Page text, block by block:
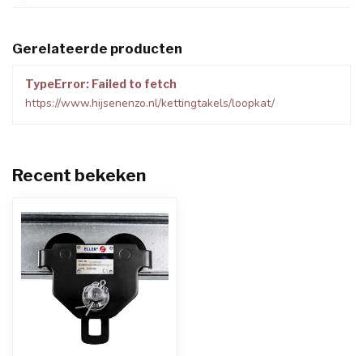
Gerelateerde producten
TypeError: Failed to fetch
https://www.hijsenenzo.nl/kettingtakels/loopkat/
Recent bekeken